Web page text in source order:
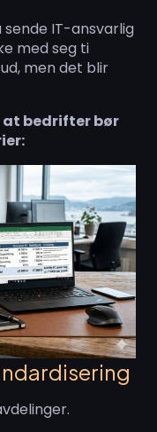
IT-ansvarlig
med seg ti
men det blir
at bedrifter bør